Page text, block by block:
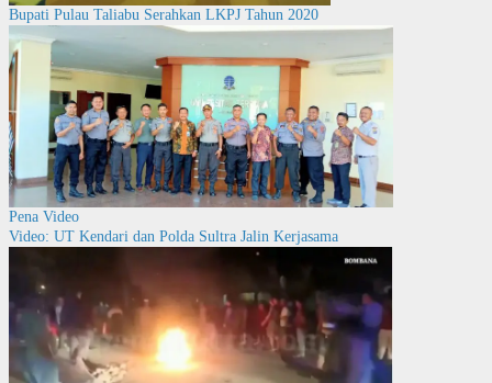
Bupati Pulau Taliabu Serahkan LKPJ Tahun 2020
Pena Video
Video: UT Kendari dan Polda Sultra Jalin Kerjasama